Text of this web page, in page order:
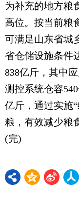
为补充的地方粮
高位。按当前粮
可满足山东省城
省仓储设施条件
838亿斤，其中
测控系统仓容
亿斤，通过实施
粮，有效减少粮
(完)